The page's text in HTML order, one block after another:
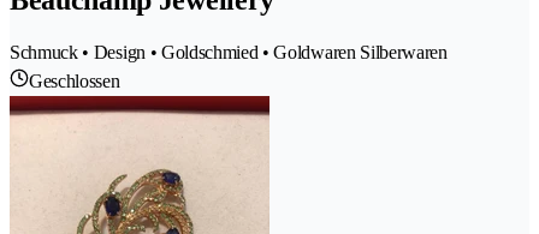
Schmuck • Design • Goldschmied • Goldwaren Silberwaren
Geschlossen